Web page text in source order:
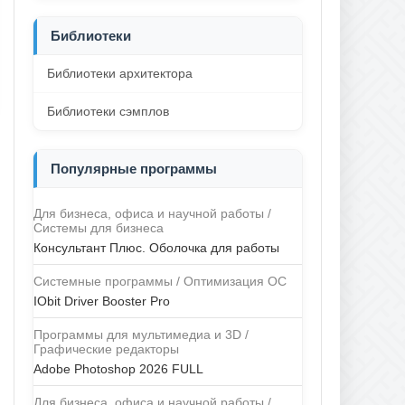
Библиотеки
Библиотеки архитектора
Библиотеки сэмплов
Популярные программы
Для бизнеса, офиса и научной работы /
Системы для бизнеса
Консультант Плюс. Оболочка для работы
Системные программы / Оптимизация ОС
IObit Driver Booster Pro
Программы для мультимедиа и 3D /
Графические редакторы
Adobe Photoshop 2026 FULL